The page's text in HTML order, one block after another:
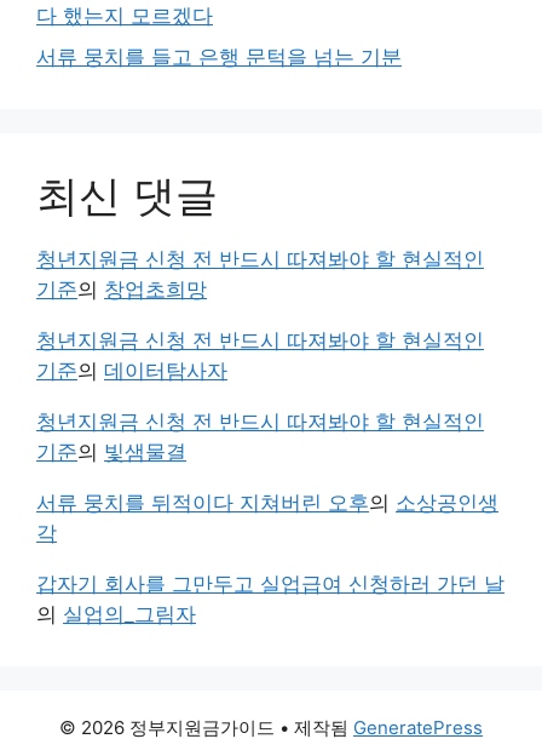
다 했는지 모르겠다
서류 뭉치를 들고 은행 문턱을 넘는 기분
최신 댓글
청년지원금 신청 전 반드시 따져봐야 할 현실적인
기준의 창업초희망
청년지원금 신청 전 반드시 따져봐야 할 현실적인
기준의 데이터탐사자
청년지원금 신청 전 반드시 따져봐야 할 현실적인
기준의 빛샘물결
서류 뭉치를 뒤적이다 지쳐버린 오후의 소상공인생
각
갑자기 회사를 그만두고 실업급여 신청하러 가던 날
의 실업의_그림자
© 2026 정부지원금가이드 • 제작됨 GeneratePress